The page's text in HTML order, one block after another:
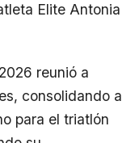
Elite Antonia
reunió a
consolidando a
para el triatlón